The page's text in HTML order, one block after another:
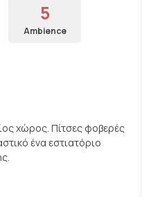
5
Ambience
χώρος. Πίτσες φοβερές
ένα εστιατόριο